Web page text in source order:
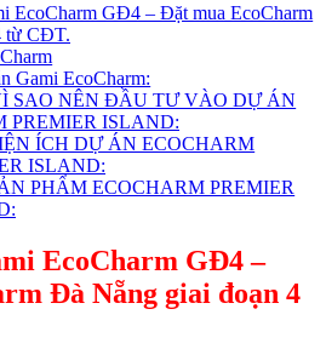
EcoCharm GĐ4 – Đặt mua EcoCharm
từ CĐT.
Gami EcoCharm:
SAO NÊN ĐẦU TƯ VÀO DỰ ÁN
PREMIER ISLAND:
ÍCH DỰ ÁN ECOCHARM
ISLAND:
PHẨM ECOCHARM PREMIER
EcoCharm GĐ4 –
Đà Nẵng giai đoạn 4